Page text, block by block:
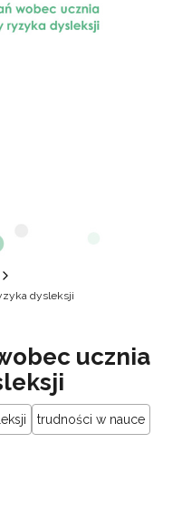
dysleksji
ucznia
trudności w nauce